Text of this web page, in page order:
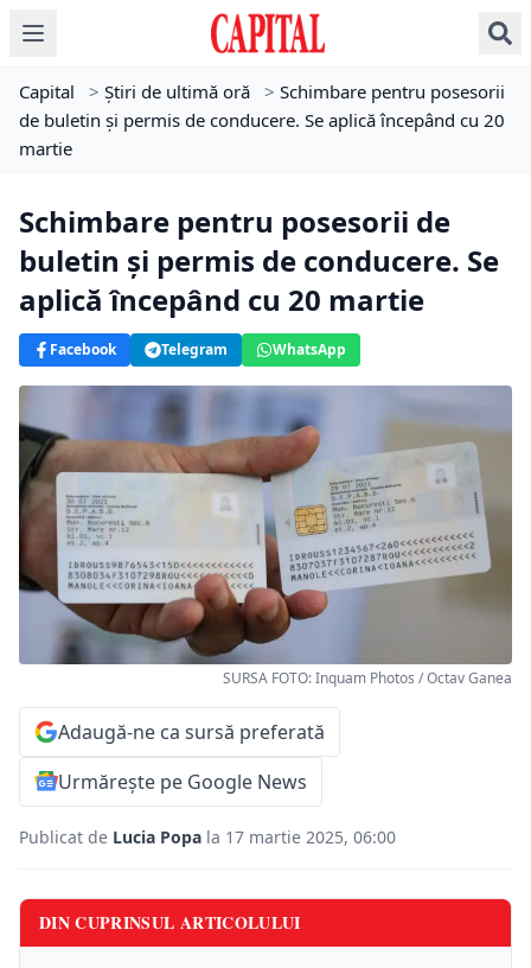
Capital > Știri de ultimă oră > Schimbare pentru posesorii
de buletin și permis de conducere. Se aplică începând cu 20
martie
Schimbare pentru posesorii de
buletin și permis de conducere. Se
aplică începând cu 20 martie
Facebook Telegram WhatsApp
SURSA FOTO: Inquam Photos / Octav Ganea
Adaugă-ne ca sursă preferată
Urmărește pe Google News
Publicat de Lucia Popa la 17 martie 2025, 06:00
DIN CUPRINSUL ARTICOLULUI